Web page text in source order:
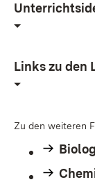
Links zu den
Zu den weiteren